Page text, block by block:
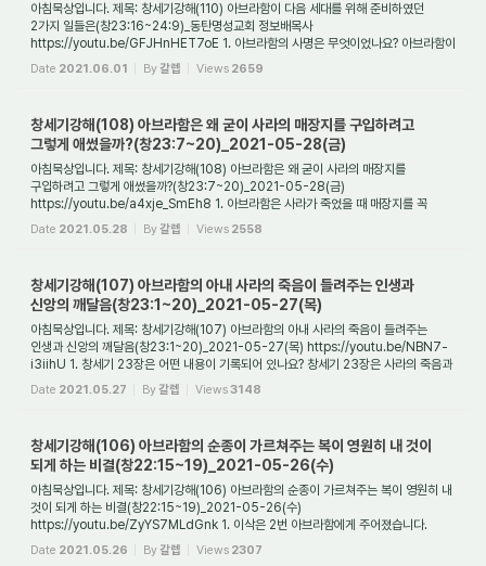
아침묵상입니다. 제목: 창세기강해(110) 아브라함이 다음 세대를 위해 준비하였던
2가지 일들은(창23:16~24:9)_동탄명성교회 정보배목사
https://youtu.be/GFJHnHET7oE 1. 아브라함의 사명은 무엇이었나요? 아브라함이
이 땅에 보내어진 사명은 대체 무엇일까...
Date 2021.06.01 By갈렙 Views 2659
창세기강해(108) 아브라함은 왜 굳이 사라의 매장지를 구입하려고
그렇게 애썼을까?(창23:7~20)_2021-05-28(금)
아침묵상입니다. 제목: 창세기강해(108) 아브라함은 왜 굳이 사라의 매장지를
구입하려고 그렇게 애썼을까?(창23:7~20)_2021-05-28(금)
https://youtu.be/a4xje_SmEh8 1. 아브라함은 사라가 죽었을 때 매장지를 꼭
구입해야 할 이유가 있었나요? 아브라함은 자...
Date 2021.05.28 By갈렙 Views 2558
창세기강해(107) 아브라함의 아내 사라의 죽음이 들려주는 인생과
신앙의 깨달음(창23:1~20)_2021-05-27(목)
아침묵상입니다. 제목: 창세기강해(107) 아브라함의 아내 사라의 죽음이 들려주는
인생과 신앙의 깨달음(창23:1~20)_2021-05-27(목) https://youtu.be/NBN7-
i3iihU 1. 창세기 23장은 어떤 내용이 기록되어 있나요? 창세기 23장은 사라의 죽음과
아울러 사라의 ...
Date 2021.05.27 By갈렙 Views3148
창세기강해(106) 아브라함의 순종이 가르쳐주는 복이 영원히 내 것이
되게 하는 비결(창22:15~19)_2021-05-26(수)
아침묵상입니다. 제목: 창세기강해(106) 아브라함의 순종이 가르쳐주는 복이 영원히 내
것이 되게 하는 비결(창22:15~19)_2021-05-26(수)
https://youtu.be/ZyYS7MLdGnk 1. 이삭은 2번 아브라함에게 주어졌습니다.
그때는 언제 언제였나요? 이삭은 아브라함의 ...
Date 2021.05.26 By갈렙 Views 2307